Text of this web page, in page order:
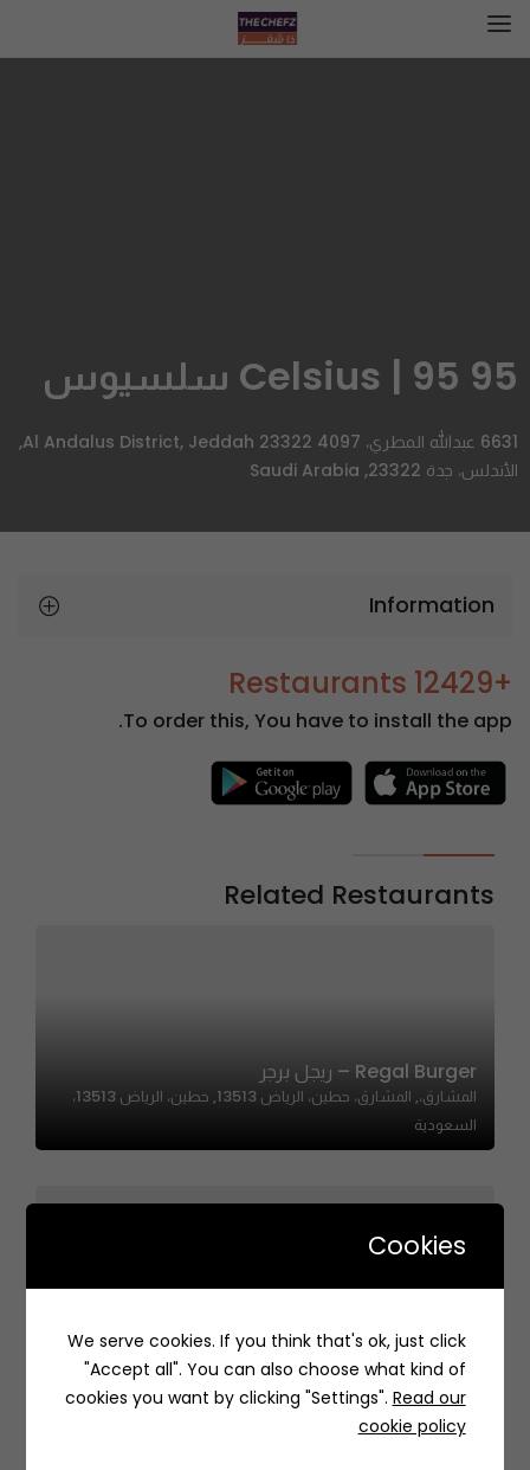
95 Celsius | 95 سلسيوس
6631 عبدالله المطري، Al Andalus District, Jeddah 23322 4097,
الأندلس، جدة 23322, Saudi Arabia
Information
+12429 Restaurants
To order this, You have to install the app.
Related Restaurants
Regal Burger – ريجل برجر
المشارق،, المشارق، حطين، الرياض 13513, حطين، الرياض 13513،
السعودية
LION’S SHARE | ليون شير
حي النهضة، 6526, عبدالرحمن الداخل، النهضة، جدة 23615, Saudi
Arabia
Cookies
We serve cookies. If you think that's ok, just click
"Accept all". You can also choose what kind of
cookies you want by clicking "Settings". Read our
cookie policy